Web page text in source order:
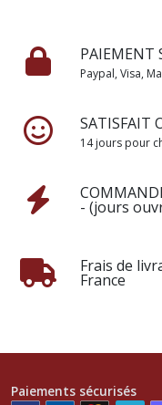
PAIEMENT
Paypal, Visa,
SATISFAIT
14 jours pour
- (jours
Frais de
France
Paiements sécurisés